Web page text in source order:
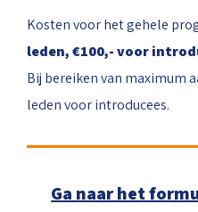
Kosten voor het gehele
leden, €100,- voor
Bij bereiken van maximum
leden voor introducees.
Ga naar het